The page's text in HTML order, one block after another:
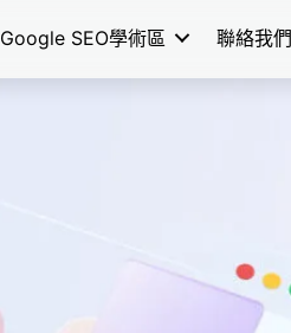
Google SEO學術區 聯絡我們